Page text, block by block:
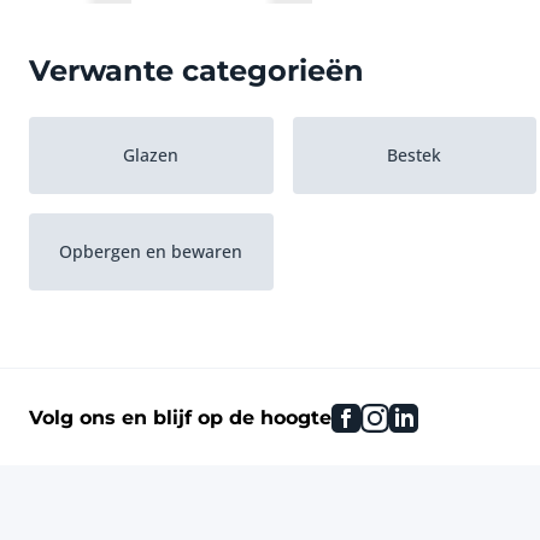
Verwante categorieën
Glazen Bestek
Opbergen en bewaren
Volg ons en blijf op de hoogte facebook
instagram
linkedin